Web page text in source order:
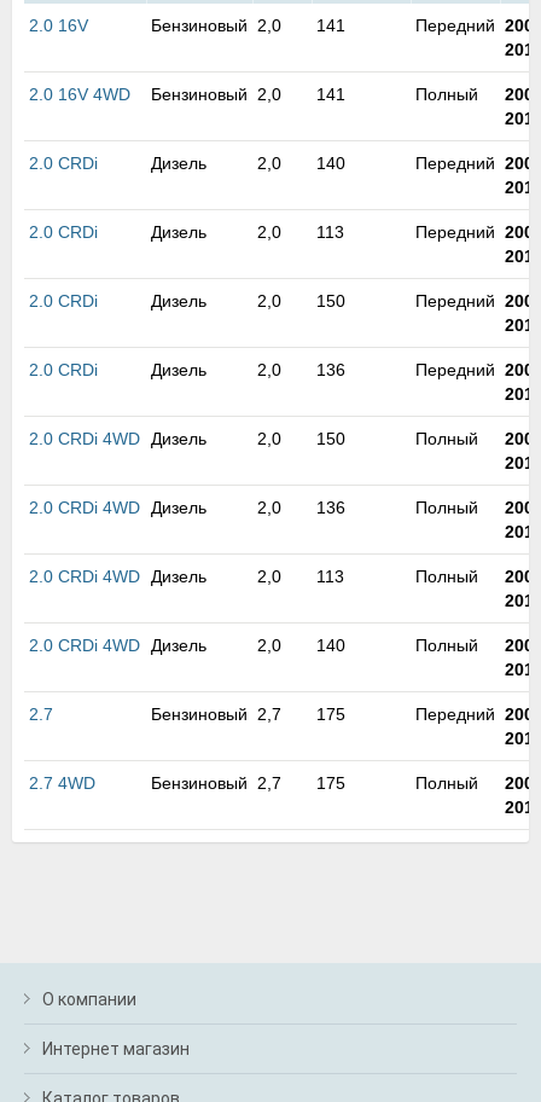
2.0 16V Бензиновый 2,0 141 Передний
2.0 16V 4WD Бензиновый 2,0 141 Полный
2.0 CRDi Дизель 2,0 140 Передний
2.0 CRDi Дизель 2,0 113 Передний
2.0 CRDi Дизель 2,0 150 Передний
2.0 CRDi Дизель 2,0 136 Передний
2.0 CRDi 4WD Дизель 2,0 150 Полный
2.0 CRDi 4WD Дизель 2,0 136 Полный
2.0 CRDi 4WD Дизель 2,0 113 Полный
2.0 CRDi 4WD Дизель 2,0 140 Полный
2.7 Бензиновый 2,7 175 Передний
2.7 4WD Бензиновый 2,7 175 Полный
О компании
Интернет магазин